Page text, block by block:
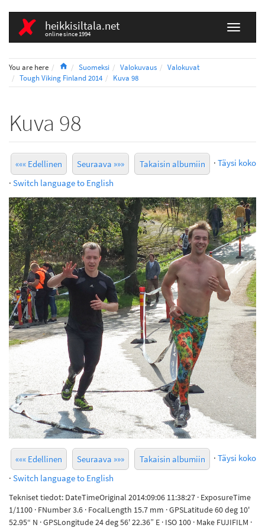
heikkisiltala.net
online since 1994
You are here HomeSuomeksi Valokuvaus
Valokuvat
Tough Viking Finland 2014
Kuva 98
Kuva 98
««« Edellinen Seuraava »»» Takaisin albumiin · Täysi koko
· Switch language to English
««« Edellinen Seuraava »»» Takaisin albumiin · Täysi koko
· Switch language to English
Tekniset tiedot: DateTimeOriginal 2014:09:06 11:38:27 · ExposureTime
1/1100 · FNumber 3.6 · FocalLength 15.7 mm · GPSLatitude 60 deg 10'
52.95“ N · GPSLongitude 24 deg 56' 22.36” E · ISO 100 · Make FUJIFILM ·